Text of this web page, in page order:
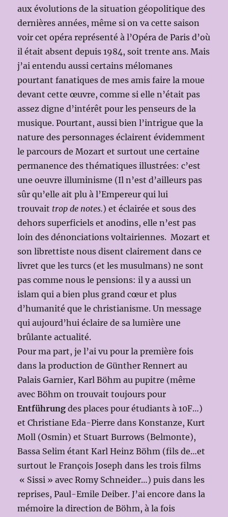
aux évolutions de la situation géopolitique des
dernières années, même si on va cette saison
voir cet opéra représenté à l’Opéra de Paris d’où
il était absent depuis 1984, soit trente ans. Mais
j’ai entendu aussi certains mélomanes
pourtant fanatiques de mes amis faire la moue
devant cette œuvre, comme si elle n’était pas
assez digne d’intérêt pour les penseurs de la
musique. Pourtant, aussi bien l’intrigue que la
nature des personnages éclairent évidemment
le parcours de Mozart et surtout une certaine
permanence des thématiques illustrées: c’est
une oeuvre illuminisme (Il n’est d’ailleurs pas
sûr qu’elle ait plu à l’Empereur qui lui
trouvait trop de notes.) et éclairée et sous des
dehors superficiels et anodins, elle n’est pas
loin des dénonciations voltairiennes. Mozart et
son librettiste nous disent clairement dans ce
livret que les turcs (et les musulmans) ne sont
pas comme nous le pensions: il y a aussi un
islam qui a bien plus grand cœur et plus
d’humanité que le christianisme. Un message
qui aujourd’hui éclaire de sa lumière une
brûlante actualité.
Pour ma part, je l’ai vu pour la première fois
dans la production de Günther Rennert au
Palais Garnier, Karl Böhm au pupitre (même
avec Böhm on trouvait toujours pour
Entführung des places pour étudiants à 10F…)
et Christiane Eda-Pierre dans Konstanze, Kurt
Moll (Osmin) et Stuart Burrows (Belmonte),
Bassa Selim étant Karl Heinz Böhm (fils de…et
surtout le François Joseph dans les trois films
« Sissi » avec Romy Schneider…) puis dans les
reprises, Paul-Emile Deiber. J’ai encore dans la
mémoire la direction de Böhm, à la fois